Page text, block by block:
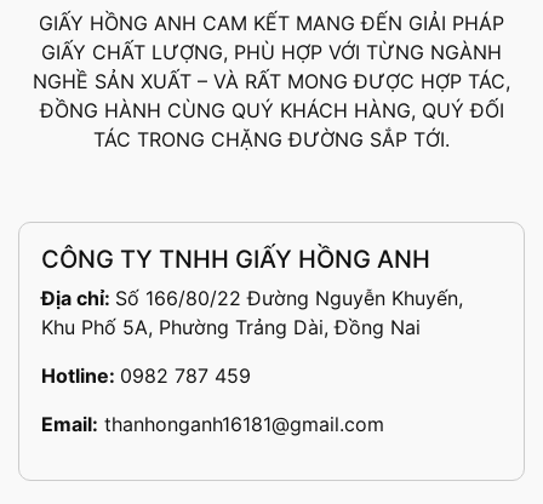
GIẤY HỒNG ANH CAM KẾT MANG ĐẾN GIẢI PHÁP
GIẤY CHẤT LƯỢNG, PHÙ HỢP VỚI TỪNG NGÀNH
NGHỀ SẢN XUẤT – VÀ RẤT MONG ĐƯỢC HỢP TÁC,
ĐỒNG HÀNH CÙNG QUÝ KHÁCH HÀNG, QUÝ ĐỐI
TÁC TRONG CHẶNG ĐƯỜNG SẮP TỚI.
CÔNG TY TNHH GIẤY HỒNG ANH
Địa chỉ: Số 166/80/22 Đường Nguyễn Khuyến,
Khu Phố 5A, Phường Trảng Dài, Đồng Nai
Hotline: 0982 787 459
Email: thanhonganh16181@gmail.com